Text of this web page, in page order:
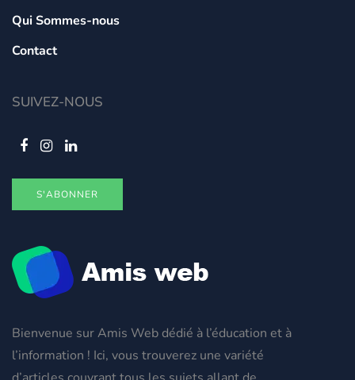
Bienvenue sur Amis Web dédié à l’éducation et à
l’information ! Ici, vous trouverez une variété
Qui Sommes-nous
Contact
SUIVEZ-NOUS
S'ABONNER